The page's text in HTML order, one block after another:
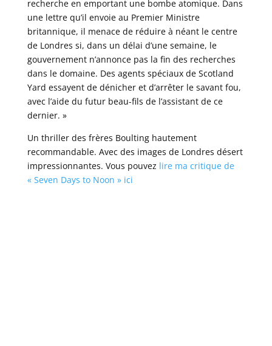
recherche en emportant une bombe atomique. Dans
une lettre qu’il envoie au Premier Ministre
britannique, il menace de réduire à néant le centre
de Londres si, dans un délai d’une semaine, le
gouvernement n’annonce pas la fin des recherches
dans le domaine. Des agents spéciaux de Scotland
Yard essayent de dénicher et d’arrêter le savant fou,
avec l’aide du futur beau-fils de l’assistant de ce
dernier. »
Un thriller des frères Boulting hautement
recommandable. Avec des images de Londres désert
impressionnantes. Vous pouvez lire ma critique de
« Seven Days to Noon » ici